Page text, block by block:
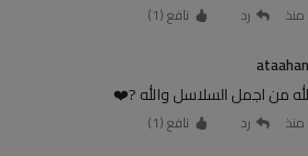
رد نافع (1
)
من اجمل السلاسل والله ?❤️
رد نافع (1
)